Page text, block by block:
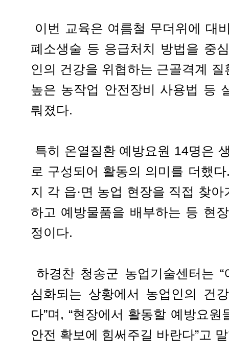
이번 교육은 여름철 무더위에 대
폐소생술 등 응급처치 방법을 중
인의 건강을 위협하는 근골격계
높은 농작업 안전장비 사용법 등
뤄졌다.
특히 온열질환 예방요원 14명은
로 구성되어 활동의 의미를 더했
지 각 읍·면 농업 현장을 직접 찾
하고 예방물품을 배부하는 등 현
정이다.
하경찬 청송군 농업기술센터는
심화되는 상황에서 농업인의 건
다”며, “현장에서 활동할 예방요
안전 확보에 힘써주길 바란다”고